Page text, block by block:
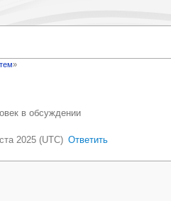
»
в обсуждении
2025 (UTC) Ответить